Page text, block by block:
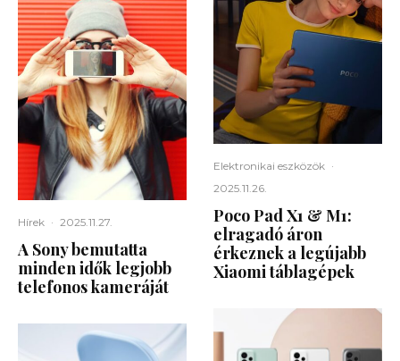
Hírek · 2025.11.27.
A Sony bemutatta
minden idők legjobb
telefonos kameráját
Elektronikai eszközök ·
2025.11.26.
Poco Pad X1 & M1:
elragadó áron
érkeznek a legújabb
Xiaomi táblagépek